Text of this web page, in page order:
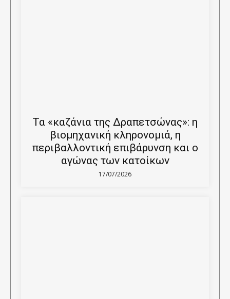
Τα «καζάνια της Δραπετσώνας»: η
βιομηχανική κληρονομιά, η
περιβαλλοντική επιβάρυνση και ο
αγώνας των κατοίκων
17/07/2026